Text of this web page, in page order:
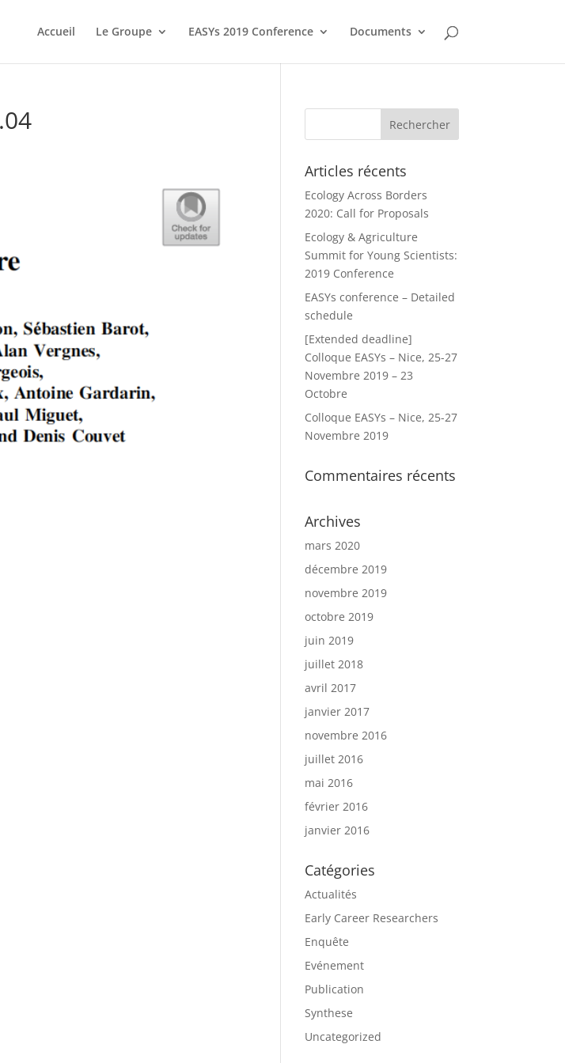
Accueil Le Groupe EASYs 2019 Conference Documents
Articles récents
Ecology Across Borders
2020: Call for Proposals
Ecology & Agriculture
Summit for Young Scientists:
2019 Conference
EASYs conference – Detailed
schedule
[Extended deadline]
Colloque EASYs – Nice, 25-27
Novembre 2019 – 23
Octobre
Colloque EASYs – Nice, 25-27
Novembre 2019
Commentaires récents
Archives
mars 2020
décembre 2019
novembre 2019
octobre 2019
juin 2019
juillet 2018
avril 2017
janvier 2017
novembre 2016
juillet 2016
mai 2016
février 2016
janvier 2016
Catégories
Actualités
Early Career Researchers
Enquête
Evénement
Publication
Synthese
Uncategorized